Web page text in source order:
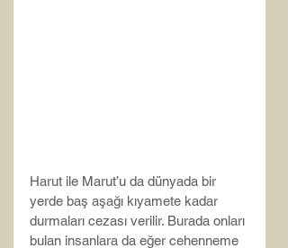
Harut ile Marut’u da dünyada bir
yerde baş aşağı kıyamete kadar
durmaları cezası verilir. Burada onları
bulan insanlara da eğer cehenneme